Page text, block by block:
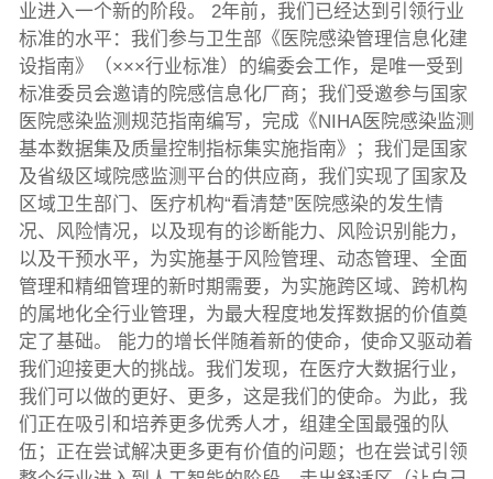
业进入一个新的阶段。 2年前，我们已经达到引领行业
标准的水平：我们参与卫生部《医院感染管理信息化建
设指南》（×××行业标准）的编委会工作，是唯一受到
标准委员会邀请的院感信息化厂商；我们受邀参与国家
医院感染监测规范指南编写，完成《NIHA医院感染监测
基本数据集及质量控制指标集实施指南》；我们是国家
及省级区域院感监测平台的供应商，我们实现了国家及
区域卫生部门、医疗机构“看清楚”医院感染的发生情
况、风险情况，以及现有的诊断能力、风险识别能力，
以及干预水平，为实施基于风险管理、动态管理、全面
管理和精细管理的新时期需要，为实施跨区域、跨机构
的属地化全行业管理，为最大程度地发挥数据的价值奠
定了基础。 能力的增长伴随着新的使命，使命又驱动着
我们迎接更大的挑战。我们发现，在医疗大数据行业，
我们可以做的更好、更多，这是我们的使命。为此，我
们正在吸引和培养更多优秀人才，组建全国最强的队
伍；正在尝试解决更多更有价值的问题；也在尝试引领